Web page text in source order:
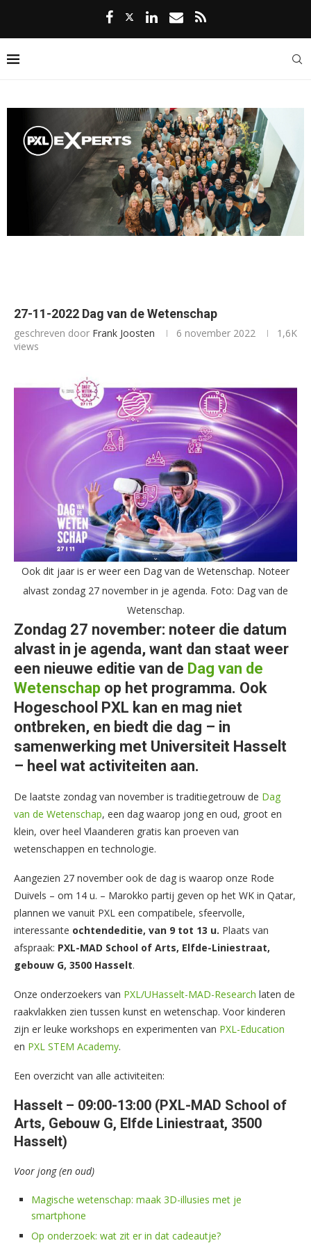
27-11-2022 Dag van de Wetenschap
geschreven door Frank Joosten 6 november 2022
1,6K
views
Ook dit jaar is er weer een Dag van de Wetenschap. Noteer
alvast zondag 27 november in je agenda. Foto: Dag van de
Wetenschap.
Zondag 27 november: noteer die datum
alvast in je agenda, want dan staat weer
een nieuwe editie van de Dag van de
Wetenschap op het programma. Ook
Hogeschool PXL kan en mag niet
ontbreken, en biedt die dag – in
samenwerking met Universiteit Hasselt
– heel wat activiteiten aan.
De laatste zondag van november is traditiegetrouw de Dag
van de Wetenschap, een dag waarop jong en oud, groot en
klein, over heel Vlaanderen gratis kan proeven van
wetenschappen en technologie.
Aangezien 27 november ook de dag is waarop onze Rode
Duivels – om 14 u. – Marokko partij geven op het WK in Qatar,
plannen we vanuit PXL een compatibele, sfeervolle,
interessante ochtendeditie, van 9 tot 13 u. Plaats van
afspraak: PXL-MAD School of Arts, Elfde-Liniestraat,
gebouw G, 3500 Hasselt.
Onze onderzoekers van PXL/UHasselt-MAD-Research laten de
raakvlakken zien tussen kunst en wetenschap. Voor kinderen
zijn er leuke workshops en experimenten van PXL-Education
en PXL STEM Academy.
Een overzicht van alle activiteiten:
Hasselt – 09:00-13:00 (PXL-MAD School of
Arts, Gebouw G, Elfde Liniestraat, 3500
Hasselt)
Voor jong (en oud)
Magische wetenschap: maak 3D-illusies met je
smartphone
Op onderzoek: wat zit er in dat cadeautje?